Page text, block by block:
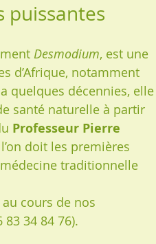
puissantes
Desmodium, est une
d’Afrique, notamment
quelques décennies, elle
santé naturelle à partir
Professeur Pierre
doit les premières
traditionnelle
cours de nos
34 84 76).